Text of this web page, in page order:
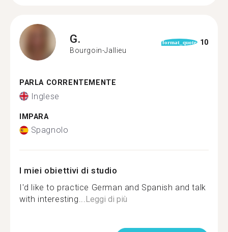
G.
Bourgoin-Jallieu
format_quote 10
PARLA CORRENTEMENTE
Inglese
IMPARA
Spagnolo
I miei obiettivi di studio
I'd like to practice German and Spanish and talk
with interesting...Leggi di più